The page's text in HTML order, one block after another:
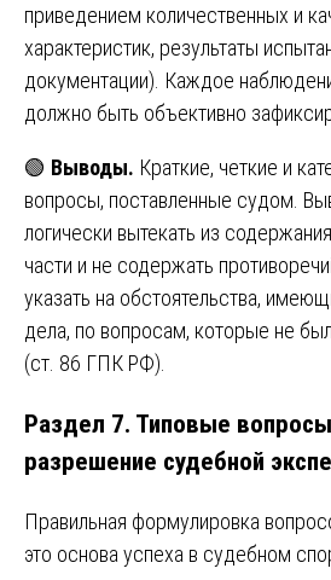
приведением количественных и
характеристик, результаты
документации). Каждое
должно быть объективно
🟢 Выводы. Краткие, четкие и
вопросы, поставленные судом.
логически вытекать из
части и не содержать
указать на обстоятельства,
дела, по вопросам, которые не
(ст. 86 ГПК РФ).
Раздел 7. Типовые
разрешение судебной
Правильная формулировка
это основа успеха в судебном